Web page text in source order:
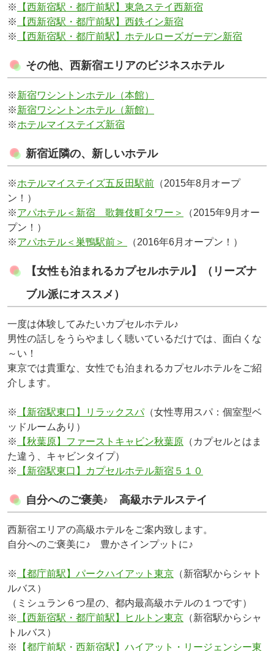
※
【西新宿駅・都庁前駅】東急ステイ西新宿
※
【西新宿駅・都庁前駅】西鉄イン新宿
※
【西新宿駅・都庁前駅】ホテルローズガーデン新宿
その他、西新宿エリアのビジネスホテル
※新宿ワシントンホテル（本館）
※新宿ワシントンホテル（新館）
※ホテルマイステイズ新宿
新宿近隣の、新しいホテル
※ホテルマイステイズ五反田駅前 （2015年8月オープ
ン！）
※アパホテル＜新宿 歌舞伎町タワー＞
（2015年9月オー
プン！）
※アパホテル＜巣鴨駅前＞ （2016年6月オープン！）
【女性も泊まれるカプセルホテル】（リーズナ
ブル派にオススメ）
一度は体験してみたいカプセルホテル♪
男性の話しをうらやましく聴いているだけでは、面白くな
～い！
東京では貴重な、女性でも泊まれるカプセルホテルをご紹
介します。
※ 【新宿駅東口】リラックスパ（女性専用スパ：個室型ベ
ッドルームあり）
※
【秋葉原】ファーストキャビン秋葉原 （カプセルとはま
た違う、キャビンタイプ）
※
【新宿駅東口】カプセルホテル新宿５１０
自分へのご褒美♪ 高級ホテルステイ
西新宿エリアの高級ホテルをご案内致します。
自分へのご褒美に♪ 豊かさインプットに♪
※ 【都庁前駅】パークハイアット東京 （新宿駅からシャト
ルバス）
（ミシュラン６つ星の、都内最高級ホテルの１つです）
※
【西新宿駅・都庁前駅】ヒルトン東京 （新宿駅からシャ
トルバス）
※
【都庁前駅・西新宿駅】ハイアット・リージェンシー東